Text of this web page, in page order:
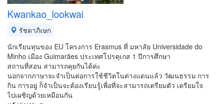
Kwankao_lookwai
รัชดาภิเษก
นักเรียนทุนของ EU โครงการ Erasmus ที่ มหาลัย Universidade do
Minho เมือง Guimarães ประเทศโปรตุเกส 1 ปีการศึกษา
สถานที่สอน สามารถคุยกันได้ค่ะ
นอกจากภาษาจะจำเป็นต่อการใช้ชีวิตในต่างแดนแล้ว วัฒนธรรม การ
กิน การอยู่ ก็จำเป็นจะต้องเรียนรู้เพื่อที่จะสามารถเตรียมตัว เตรียมใจ
ไปเผชิญด้วยเหมือนกัน